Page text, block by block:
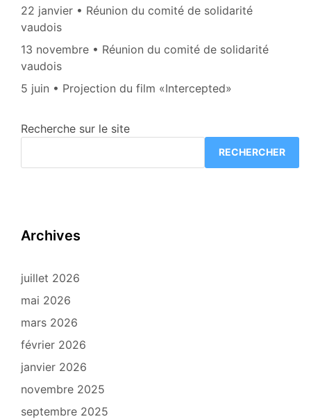
22 janvier • Réunion du comité de solidarité
vaudois
13 novembre • Réunion du comité de solidarité
vaudois
5 juin • Projection du film «Intercepted»
Recherche sur le site
RECHERCHER
Archives
juillet 2026
mai 2026
mars 2026
février 2026
janvier 2026
novembre 2025
septembre 2025